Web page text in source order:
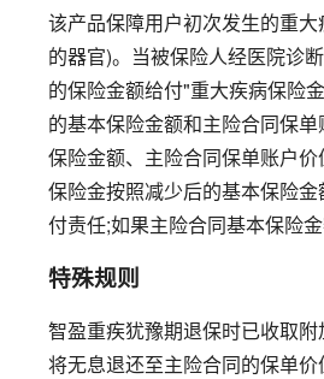
该产品保障用户初次发生的重
的器官)。当被保险人经医院诊
的保险金额给付"重大疾病保险
的基本保险金额和主险合同保
保险金额、主险合同保单账户
保险金按照减少后的基本保险
付责任;如果主险合同基本保险
特殊规则
智盈重疾犹豫期退保时已收取
将无息退还至主险合同的保单